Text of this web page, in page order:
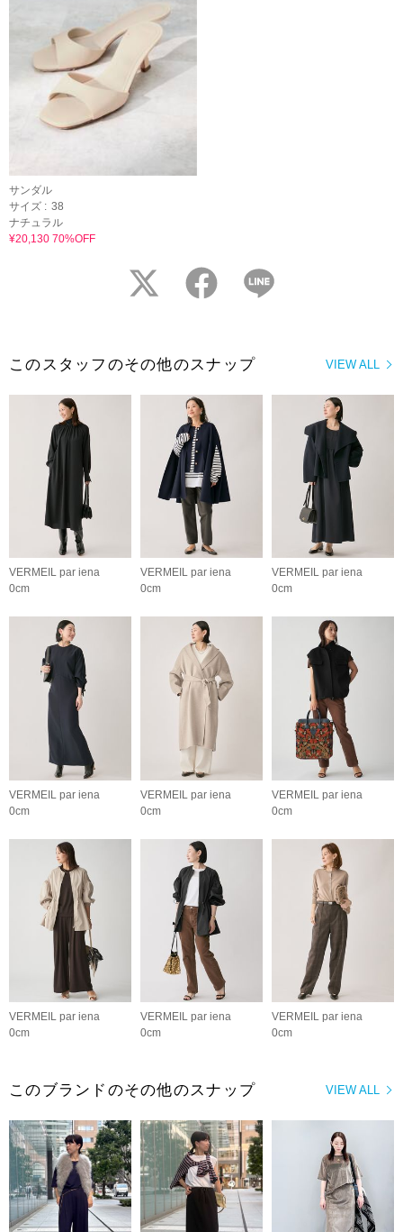
サンダル
サイズ : 38
ナチュラル
¥20,130 70%OFF
twitter facebook
VIEW ALL
このスタッフのその他のスナップ
VERMEIL par iena
0cm
VERMEIL par iena
0cm
VERMEIL par iena
0cm
VERMEIL par iena
0cm
VERMEIL par iena
0cm
VERMEIL par iena
0cm
VERMEIL par iena
0cm
VERMEIL par iena
0cm
VERMEIL par iena
0cm
VIEW ALL
このブランドのその他のスナップ